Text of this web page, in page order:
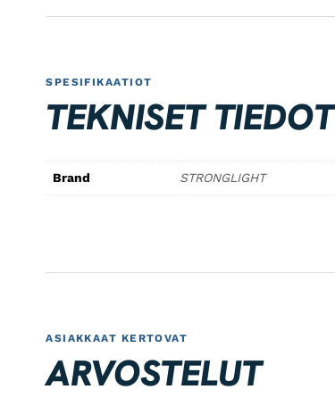
SPESIFIKAATIOT
TEKNISET TIEDOT
Brand STRONGLIGHT
ASIAKKAAT KERTOVAT
ARVOSTELUT